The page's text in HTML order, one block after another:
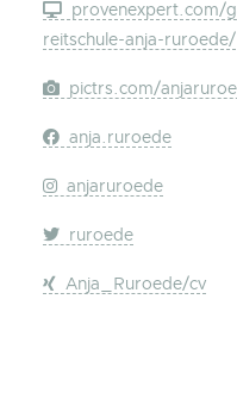
provenexpert.com/
reitschule-anja-ruroede/
pictrs.com/
anja.ruroede
anjaruroede
ruroede
Anja_Ruroede/cv